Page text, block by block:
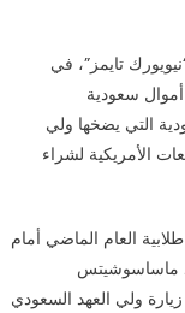
تايمز”، في
سعودية
التي يضخها ولي
الأمريكية لشراء
العام الماضي أمام
ماساسوشيتس
ولي العهد السعودي